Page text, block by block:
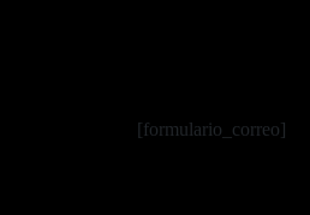
[formulario_correo]